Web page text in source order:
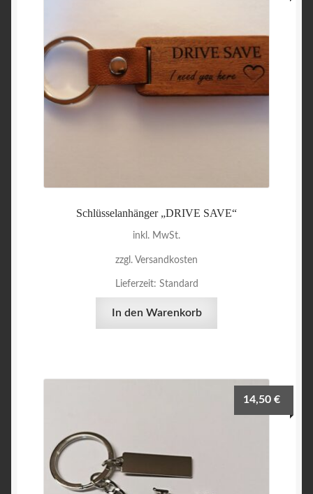
Schlüsselanhänger „DRIVE SAVE“
inkl. MwSt.
zzgl. Versandkosten
Lieferzeit: Standard
In den Warenkorb
14,50€